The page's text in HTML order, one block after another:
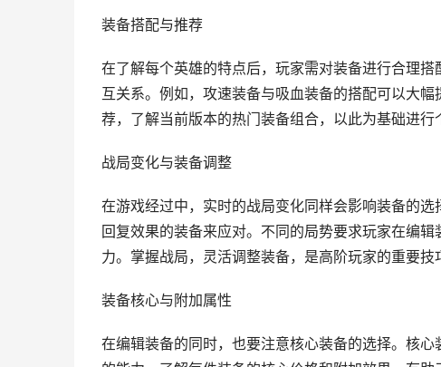
装备搭配与推荐
在了解每个英雄的特点后，玩家需对装备进行合理
互关系。例如，攻速装备与吸血装备的搭配可以大
荐，了解当前版本的热门装备组合，以此为基础进
战局变化与装备调整
在游戏经过中，实时的战局变化同样会影响装备的
回复效果的装备来应对。不同的局势要求玩家在编
力。掌握战局，灵活调整装备，是高阶玩家的重要技
装备核心与附加属性
在编辑装备的同时，也要注意核心装备的选择。核